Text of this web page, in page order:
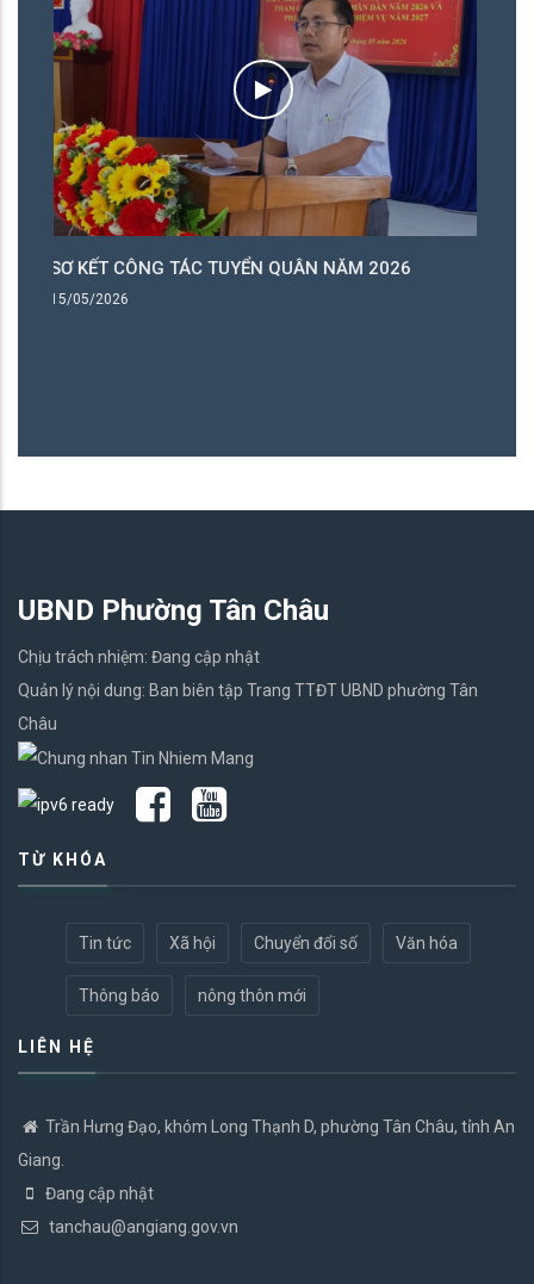
HỘI NGHỊ SƠ KẾT TÌNH HÌNH, KẾT QUẢ QUÝ I THỰC
HIỆN NGHỊ QUYẾT SỐ 57-NQ/TW CỦA BỘ CHÍNH
UBND Phường Tân Châu
Chịu trách nhiệm: Đang cập nhật
Quản lý nội dung: Ban biên tập Trang TTĐT UBND phường Tân
Châu
TỪ KHÓA
Tin tức Xã hội Chuyển đổi số Văn hóa
Thông báo nông thôn mới
LIÊN HỆ
Trần Hưng Đạo, khóm Long Thạnh D, phường Tân Châu, tỉnh An
Giang.
Đang cập nhật
tanchau@angiang.gov.vn